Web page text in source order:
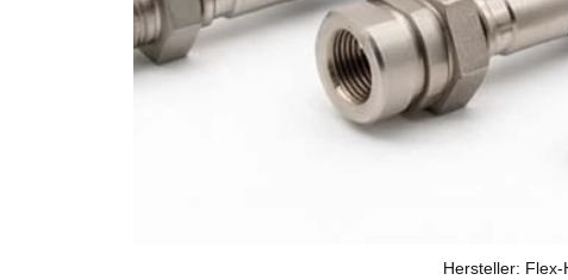
Hersteller: